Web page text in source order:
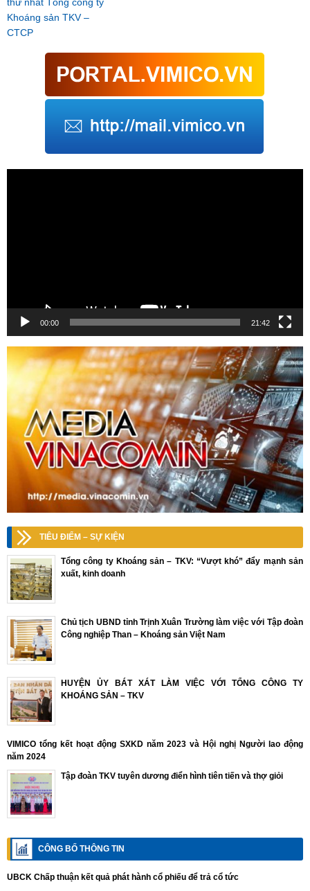
Khoáng sản TKV –
CTCP
00:00 21:42
TIÊU ĐIỂM – SỰ KIỆN
Tổng công ty Khoáng sản – TKV: “Vượt khó” đẩy mạnh sản
xuất, kinh doanh
Chủ tịch UBND tỉnh Trịnh Xuân Trường làm việc với Tập đoàn
Công nghiệp Than – Khoáng sản Việt Nam
HUYỆN ỦY BÁT XÁT LÀM VIỆC VỚI TỔNG CÔNG TY
KHOÁNG SẢN – TKV
VIMICO tổng kết hoạt động SXKD năm 2023 và Hội nghị Người lao động
năm 2024
Tập đoàn TKV tuyên dương điển hình tiên tiến và thợ giỏi
CÔNG BỐ THÔNG TIN
UBCK Chấp thuận kết quả phát hành cổ phiếu để trả cổ tức